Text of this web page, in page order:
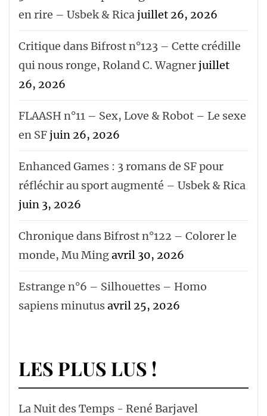
en rire – Usbek & Ricajuillet 26, 2026
Critique dans Bifrost n°123 – Cette crédille
qui nous ronge, Roland C. Wagnerjuillet
26, 2026
FLAASH n°11 – Sex, Love & Robot – Le sexe
en SFjuin 26, 2026
Enhanced Games : 3 romans de SF pour
réfléchir au sport augmenté – Usbek & Rica
juin 3, 2026
Chronique dans Bifrost n°122 – Colorer le
monde, Mu Mingavril 30, 2026
Estrange n°6 – Silhouettes – Homo
sapiens minutusavril 25, 2026
LES PLUS LUS !
La Nuit des Temps - René Barjavel